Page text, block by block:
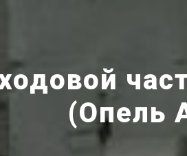
(Опель